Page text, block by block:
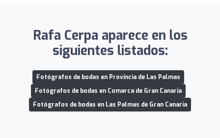
Rafa Cerpa aparece en los
siguientes listados:
Fotógrafos de bodas en Provincia de Las Palmas
Fotógrafos de bodas en Comarca de Gran Canaria
Fotógrafos de bodas en Las Palmas de Gran Canaria